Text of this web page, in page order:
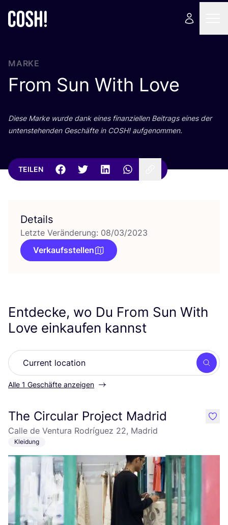
MARKE
From Sun With Love
Die­se Mar­ke wur­de dank eines finan­zi­el­len Bei­trags eines der
unten­ste­hen­den Geschäf­te in COSH! aufgenommen.
TEILEN
Details
Letzte Veränderung: 08/03/2023
Verkaufsstellen
Entdecke, wo Du From Sun With
Love einkaufen kannst
Alle 1 Geschäfte anzeigen
The Circular Project Madrid
Calle de Ventura Rodríguez 22, Madrid
Kleidung
like